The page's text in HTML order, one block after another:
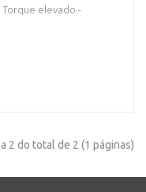
elevado.-
2 do total de 2 (1 páginas)